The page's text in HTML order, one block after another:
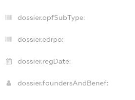
dossier.opfSubType:
dossier.edrpo:
dossier.regDate:
dossier.foundersAndBenef: